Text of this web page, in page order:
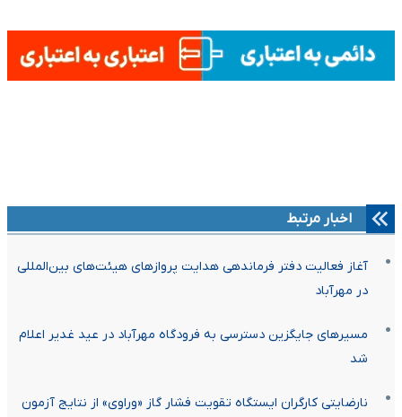
اخبار مرتبط
آغاز فعالیت دفتر فرماندهی هدایت پرواز‌های هیئت‌های بین‌المللی
در مهرآباد
مسیرهای جایگزین دسترسی به فرودگاه مهرآباد در عید غدیر اعلام
شد
نارضایتی کارگران ایستگاه تقویت فشار گاز «وراوی» از نتایج آزمون